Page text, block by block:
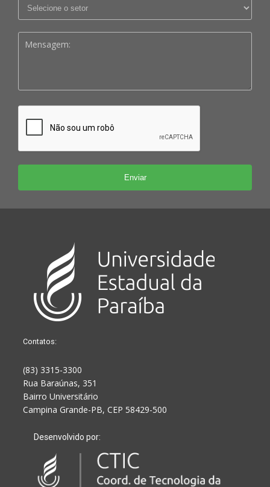
Contatos:
(83) 3315-3300
Rua Baraúnas, 351
Bairro Universitário
Campina Grande-PB, CEP 58429-500
Desenvolvido por: